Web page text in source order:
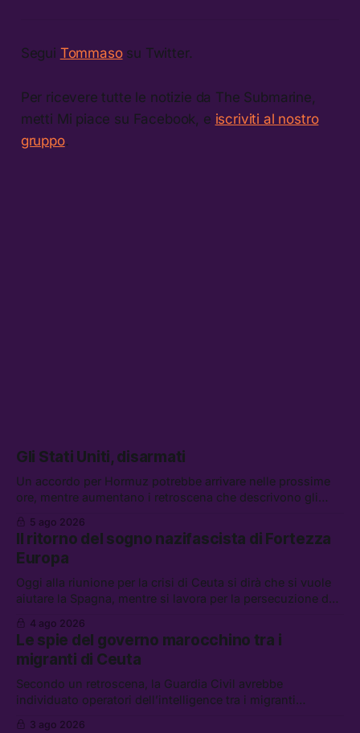
Segui Tommasosu Twitter.
Per ricevere tutte le notizie da The Submarine,
metti Mi piace su Facebook, e iscriviti al nostro
gruppo.
Gli Stati Uniti, disarmati
Un accordo per Hormuz potrebbe arrivare nelle prossime
ore, mentre aumentano i retroscena che descrivono gli
chi aspetta i dispersi di Ceuta, il boom dei carburanti
diluiti, e quanti attivisti anti data center sono stati arrestati
5 ago 2026
Il ritorno del sogno nazifascista di Fortezza
Europa
Oggi alla riunione per la crisi di Ceuta si dirà che si vuole
aiutare la Spagna, mentre si lavora per la persecuzione dei
spontanei a Gaza, un giovane di 19 anni è morto sotto il
sole per raccogliere pomodori, e cosa dice l’AI Act europeo
4 ago 2026
Le spie del governo marocchino tra i
migranti di Ceuta
Secondo un retroscena, la Guardia Civil avrebbe
individuato operatori dell’intelligence tra i migranti
3 ago 2026